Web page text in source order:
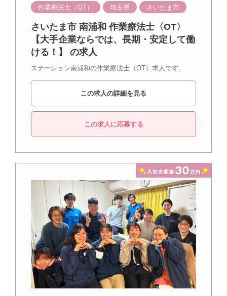
作業療法士（OT） 埼玉県 さいたま市
さいたま市 南浦和 作業療法士〈OT〉
【大手企業ならでは、長期・安定して働
ける！】 の求人
ステーション南浦和の作業療法士（OT）求人です。
この求人の詳細を見る
この求人に応募する